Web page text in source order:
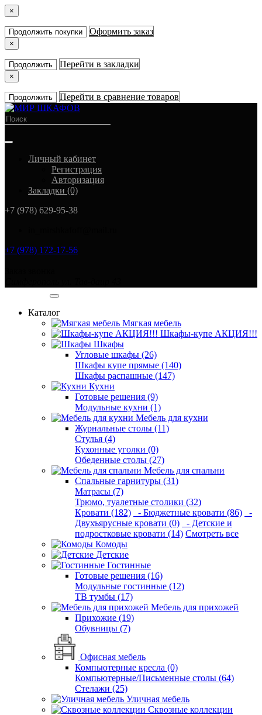
×
Продолжить покупки Оформить заказ
×
Продолжить Перейти в закладки
×
Продолжить Перейти в сравнение товаров
Личный кабинет
Регистрация
Авторизация
Закладки (0)
+7 (978) 629-95-38
+7 (978) 172-17-56
Каталог
Мягкая мебель
Шкафы-купе АКЦИЯ!!!
Шкафы
Угловые шкафы (26)
Шкафы купе прямые (140)
Шкафы распашные (147)
Кухни
Готовые решения (9)
Модульные кухни (1)
Мебель для кухни
Журнальные столы (11)
Стулья (4)
Кухонные уголки (0)
Обеденные столы (27)
Мебель для спальни
Спальные гарнитуры (31)
Матрасы (7)
Трюмо, туалетные столики (32)
Кровати (182)
- Бюджетные кровати (86)
-
Двухъярусные кровати (0)
- Детские и
подростковые кровати (14) Смотреть все
Комоды
Детские
Гостинные
Готовые решения (16)
Модульные гостинные (12)
ТВ тумбы (17)
Мебель для прихожей
Прихожие (19)
Обувницы (7)
Офисная мебель
Компьютерные кресла (0)
Компьютерные/Письменные столы (64)
Стелажи (25)
Уличная мебель
Сквозные коллекции